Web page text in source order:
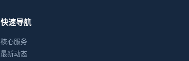
快速导航
核心服务
最新动态